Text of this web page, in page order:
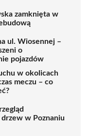
zamknięta w
ul. Wiosennej –
o
pojazdów
w okolicach
meczu – co
w Poznaniu